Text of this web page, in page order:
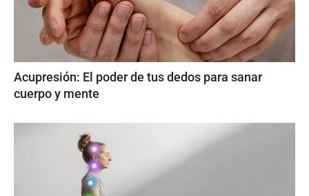
Acupresión: El poder de tus dedos para sanar
cuerpo y mente